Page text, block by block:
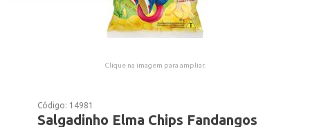
Clique na imagem para ampliar.
Código: 14981
Salgadinho Elma Chips Fandangos